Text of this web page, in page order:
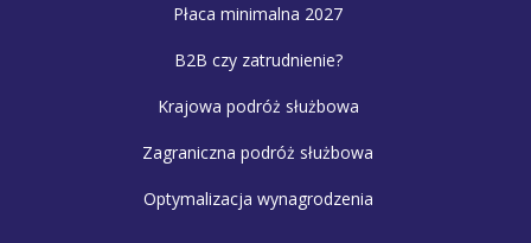
Płaca minimalna 2027
B2B czy zatrudnienie?
Krajowa podróż służbowa
Zagraniczna podróż służbowa
Optymalizacja wynagrodzenia